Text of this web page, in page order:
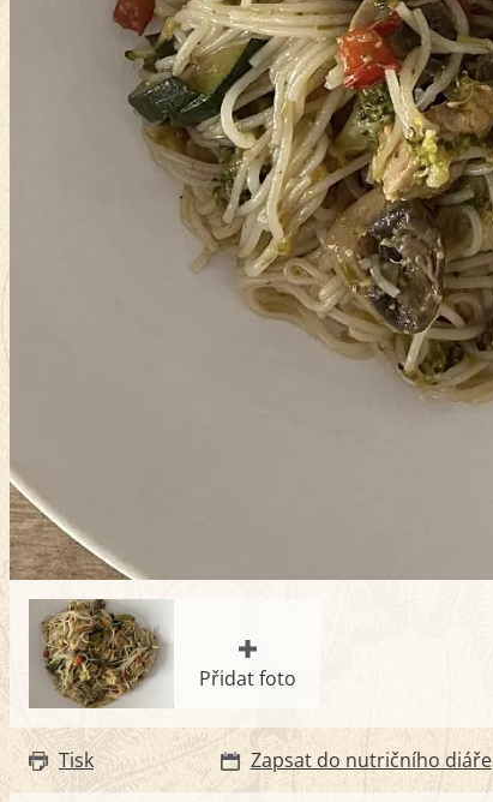
Přidat foto
Tisk Zapsat do nutričního diáře